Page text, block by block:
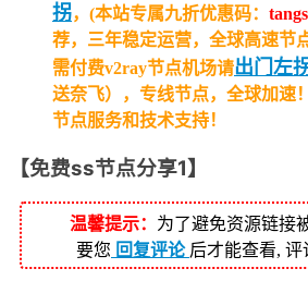
拐，(本站专属九折优惠码：
荐，三年稳定运营，全球高速节
需付费v2ray节点机场请出门左
送奈飞），专线节点，全球加速
节点服务和技术支持！
【免费ss节点分享1】
温馨提示： 为了避免资源链接
要您 回复评论 后才能查看, 评